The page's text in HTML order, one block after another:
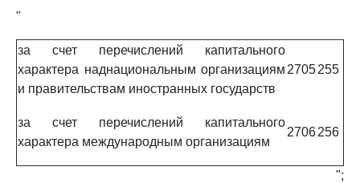
"
за счет перечислений капитального
характера наднациональным организациям
и правительствам иностранных государств
2705255
за счет перечислений капитального
характера международным организациям
2706256
";